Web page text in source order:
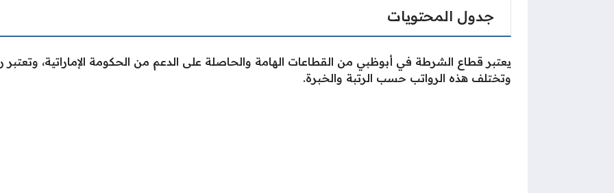
جدول المحتويات
يعتبر قطاع الشرطة في أبوظبي من القطاعات الهامة والحاصلة على الدعم من الحكومة الإماراتية،
وتختلف هذه الرواتب حسب الرتبة والخبرة.